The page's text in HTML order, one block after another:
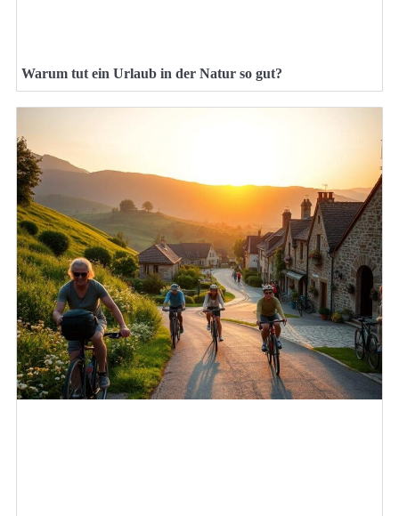
Warum tut ein Urlaub in der Natur so gut?